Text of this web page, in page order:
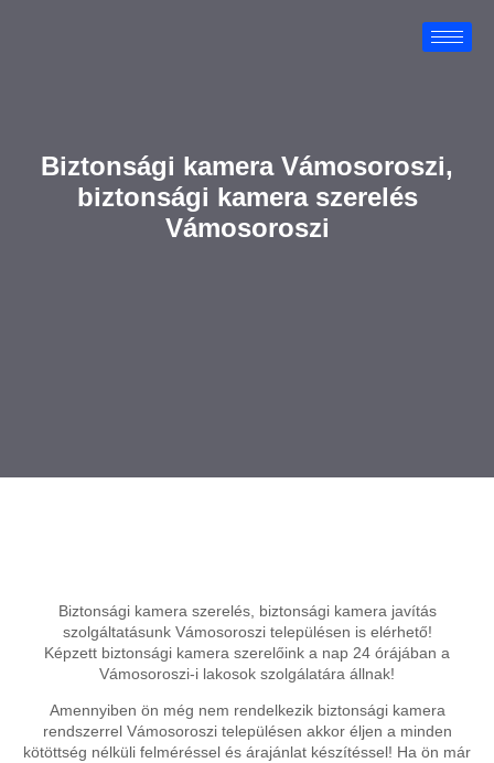
Biztonsági kamera Vámosoroszi,
biztonsági kamera szerelés
Vámosoroszi
Biztonsági kamera szerelés, biztonsági kamera javítás
szolgáltatásunk Vámosoroszi településen is elérhető!
Képzett biztonsági kamera szerelőink a nap 24 órájában a
Vámosoroszi-i lakosok szolgálatára állnak!
Amennyiben ön még nem rendelkezik biztonsági kamera
rendszerrel Vámosoroszi településen akkor éljen a minden
kötöttség nélküli felméréssel és árajánlat készítéssel! Ha ön már